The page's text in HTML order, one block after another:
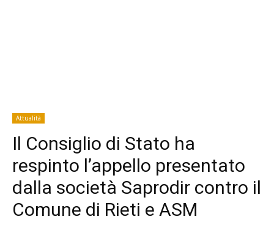
Attualità
Il Consiglio di Stato ha
respinto l’appello presentato
dalla società Saprodir contro il
Comune di Rieti e ASM